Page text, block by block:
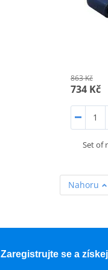
863 Kč
734 Kč
Set of
Nahoru
Zaregistrujte se a